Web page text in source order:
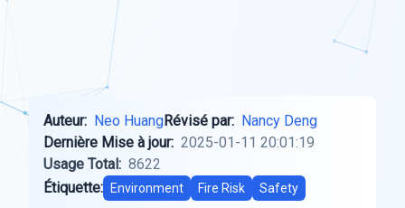
Auteur: Neo HuangRévisé par: Nancy Deng
Dernière Mise à jour: 2025-01-11 20:01:19
Usage Total: 8622
Étiquette:
Environment Fire Risk Safety